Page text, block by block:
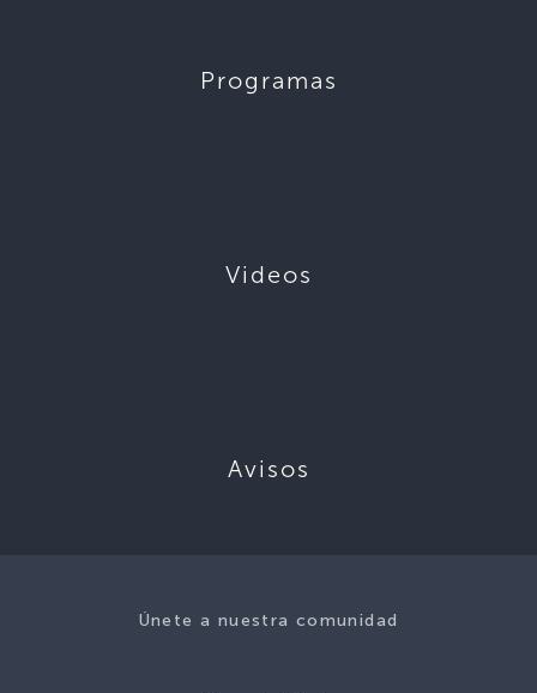
Programas
Videos
Avisos
Únete a nuestra comunidad